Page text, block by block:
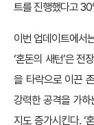
트를 진행했다고
이번 업데이트에서
‘혼돈의 새턴’은 전
을 타락으로 이끈
강력한 공격을 가하
지도 증가시킨다. ‘